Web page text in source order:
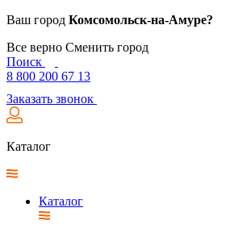
Ваш город Комсомольск-на-Амуре?
Все верно Сменить город
Поиск
8 800 200 67 13
Заказать звонок
Каталог
Каталог